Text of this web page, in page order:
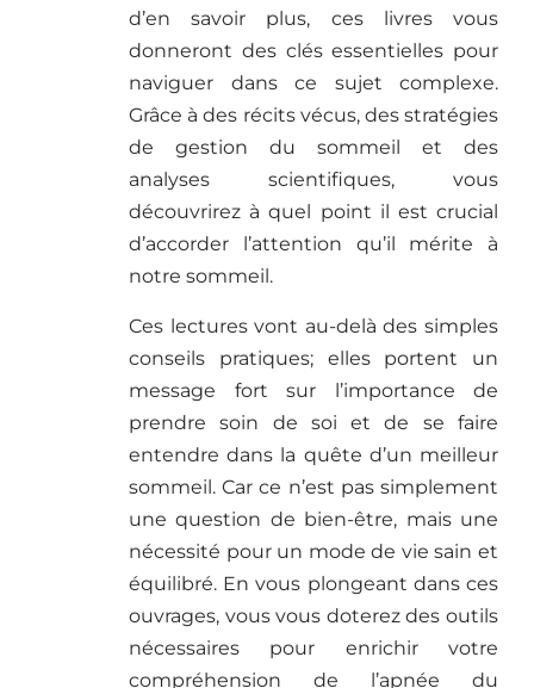
d’en savoir plus, ces livres vous
donneront des clés essentielles pour
naviguer dans ce sujet complexe.
Grâce à des récits vécus, des stratégies
de gestion du sommeil et des
analyses scientifiques, vous
découvrirez à quel point il est crucial
d’accorder l’attention qu’il mérite à
notre sommeil.
Ces lectures vont au-delà des simples
conseils pratiques; elles portent un
message fort sur l’importance de
prendre soin de soi et de se faire
entendre dans la quête d’un meilleur
sommeil. Car ce n’est pas simplement
une question de bien-être, mais une
nécessité pour un mode de vie sain et
équilibré. En vous plongeant dans ces
ouvrages, vous vous doterez des outils
nécessaires pour enrichir votre
compréhension de l’apnée du